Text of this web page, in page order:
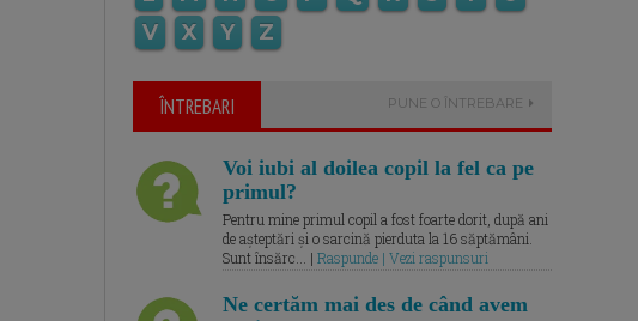
V
X Y Z
ÎNTREBARI PUNE O ÎNTREBARE
Voi iubi al doilea copil la fel ca pe
primul?
Pentru mine primul copil a fost foarte dorit, după ani
de așteptări și o sarcină pierduta la 16 săptămâni.
Sunt însărc... | Raspunde | Vezi raspunsuri
Ne certăm mai des de când avem